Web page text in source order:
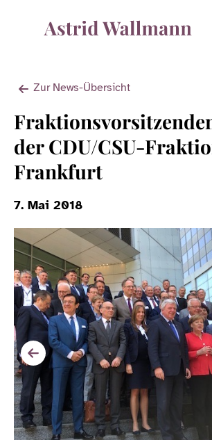
Zur News-Übersicht
der CDU/CSU-
Frankfurt
7. Mai 2018